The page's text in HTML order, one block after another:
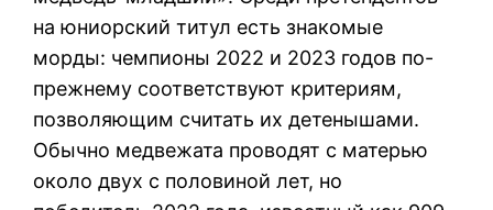
на юниорский титул есть знакомые
морды: чемпионы 2022 и 2023 годов по-
прежнему соответствуют критериям,
позволяющим считать их детенышами.
Обычно медвежата проводят с матерью
около двух с половиной лет, но